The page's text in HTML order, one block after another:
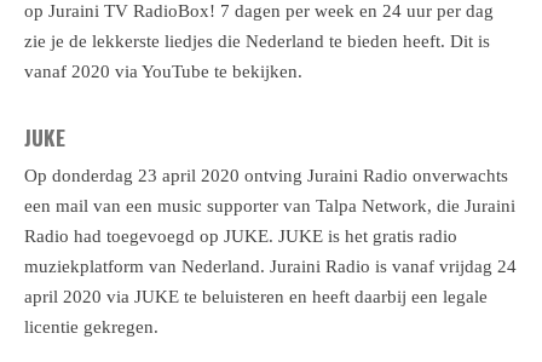
op Juraini TV RadioBox! 7 dagen per week en 24 uur per dag
zie je de lekkerste liedjes die Nederland te bieden heeft. Dit is
vanaf 2020 via YouTube te bekijken.
JUKE
Op donderdag 23 april 2020 ontving Juraini Radio onverwachts
een mail van een music supporter van Talpa Network, die Juraini
Radio had toegevoegd op JUKE. JUKE is het gratis radio
muziekplatform van Nederland. Juraini Radio is vanaf vrijdag 24
april 2020 via JUKE te beluisteren en heeft daarbij een legale
licentie gekregen.